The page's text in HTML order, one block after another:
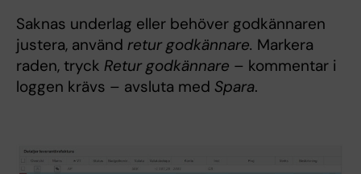
Saknas underlag eller behöver godkännaren
justera, använd retur godkännare. Markera
raden, tryck Retur godkännare – kommentar i
loggen krävs – avsluta med Spara.